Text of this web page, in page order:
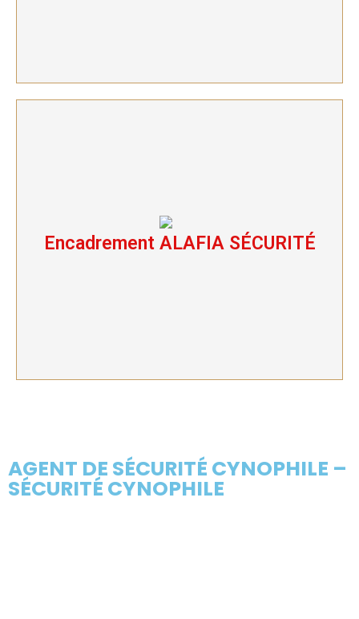
Encadrement ALAFIA SÉCURITÉ
Encadrement ALAFIA SÉCURITÉ
AGENT DE SÉCURITÉ CYNOPHILE –
SÉCURITÉ CYNOPHILE